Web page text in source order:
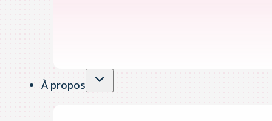
À propos